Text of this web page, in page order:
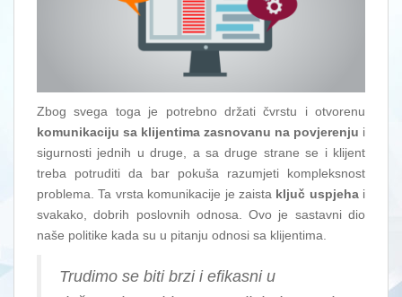
Zbog svega toga je potrebno držati čvrstu i otvorenu
komunikaciju sa klijentima zasnovanu na povjerenju i
sigurnosti jednih u druge, a sa druge strane se i klijent
treba potruditi da bar pokuša razumjeti kompleksnost
problema. Ta vrsta komunikacije je zaista ključ uspjehai
svakako, dobrih poslovnih odnosa. Ovo je sastavni dio
naše politike kada su u pitanju odnosi sa klijentima.
Trudimo se biti brzi i efikasni u